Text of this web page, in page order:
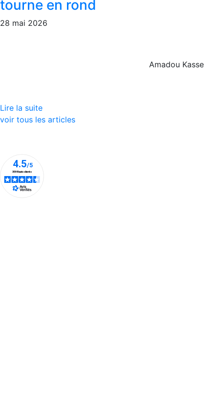
tourne en rond
28 mai 2026
Amadou Kasse
Lire la suite
voir tous les articles